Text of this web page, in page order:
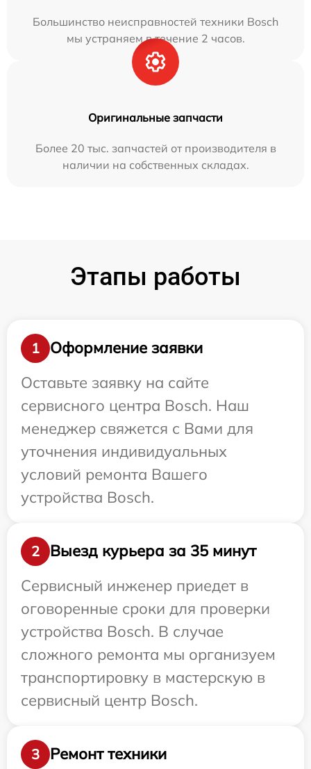
Большинство неисправностей техники Bosch
мы устраняем в течение 2 часов.
Оригинальные запчасти
Более 20 тыс. запчастей от производителя в
наличии на собственных складах.
Этапы работы
1
Оформление заявки
Оставьте заявку на сайте
сервисного центра Bosch. Наш
менеджер свяжется с Вами для
уточнения индивидуальных
условий ремонта Вашего
устройства Bosch.
2
Выезд курьера за 35 минут
Сервисный инженер приедет в
оговоренные сроки для проверки
устройства Bosch. В случае
сложного ремонта мы организуем
транспортировку в мастерскую в
сервисный центр Bosch.
3 Ремонт техники